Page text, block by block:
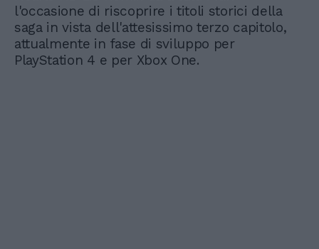
l'occasione di riscoprire i titoli storici della
saga in vista dell'attesissimo terzo capitolo,
attualmente in fase di sviluppo per
PlayStation 4 e per Xbox One.